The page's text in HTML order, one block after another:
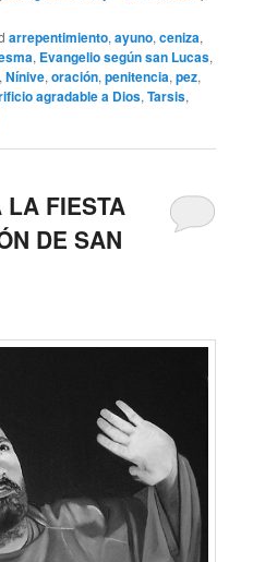
arrepentimiento,ayuno,ceniza,
, Evangelio según san Lucas,
,Nínive,oración,penitencia,pez,
agradable a Dios,Tarsis,
LA FIESTA
DE SAN